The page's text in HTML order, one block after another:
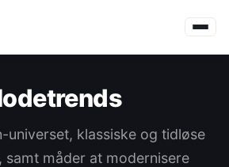
universet, klassiske og tidløse
samt måder at modernisere